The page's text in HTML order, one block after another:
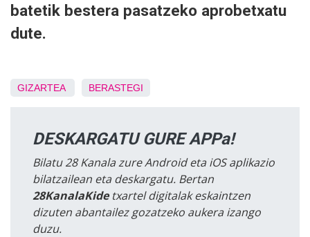
batetik bestera pasatzeko aprobetxatu
dute.
GIZARTEA BERASTEGI
DESKARGATU GURE APPa!
Bilatu 28 Kanala zure Android eta iOS aplikazio
bilatzailean eta deskargatu. Bertan
28KanalaKidetxartel digitalak eskaintzen
dizuten abantailez gozatzeko aukera izango
duzu.